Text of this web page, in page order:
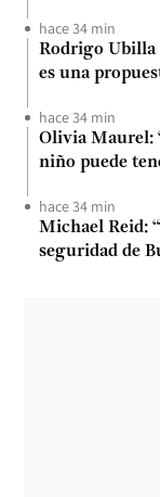
hace 34 min
Rodrigo Ubilla
es una
hace 34 min
Olivia Maurel:
niño puede
hace 34 min
Michael Reid:
seguridad de